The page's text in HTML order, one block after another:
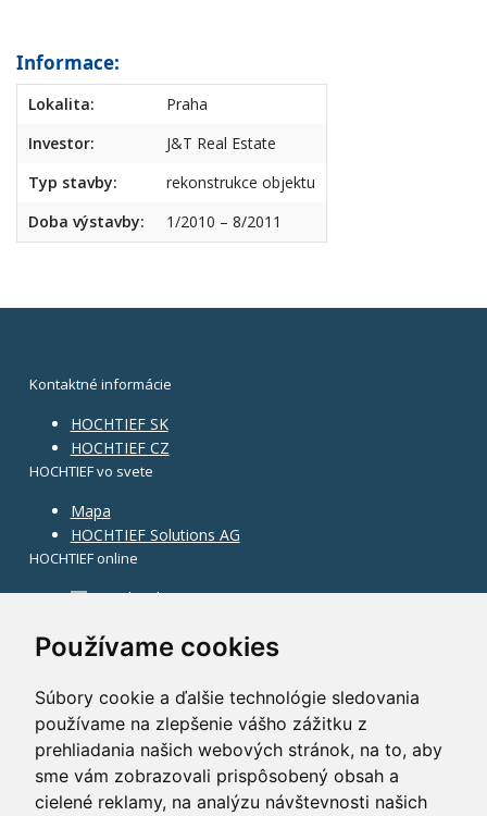
Používame cookies
Súbory cookie a ďalšie technológie sledovania
používame na zlepšenie vášho zážitku z
prehliadania našich webových stránok, na to, aby
sme vám zobrazovali prispôsobený obsah a
cielené reklamy, na analýzu návštevnosti našich
Informace:
Lokalita:
Praha
Investor:
J&T Real Estate
Typ stavby:
rekonstrukce objektu
Doba výstavby:
1/2010 – 8/2011
Kontaktné informácie
HOCHTIEF SK
HOCHTIEF CZ
HOCHTIEF vo svete
Mapa
HOCHTIEF Solutions AG
HOCHTIEF online
Facebook